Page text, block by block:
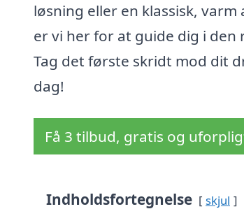
løsning eller en klassisk,
er vi her for at guide dig i
Tag det første skridt mod dit
dag!
Få 3 tilbud, gratis og
Indholdsfortegnelse skjul